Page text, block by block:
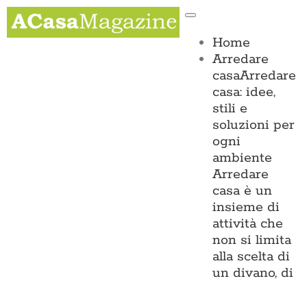
Salta
contenuto
Toggle
Home
Arredare
casaArredare
casa: idee,
stili e
soluzioni per
ogni
ambiente
Arredare
casa è un
insieme di
attività che
non si limita
alla scelta di
un divano, di